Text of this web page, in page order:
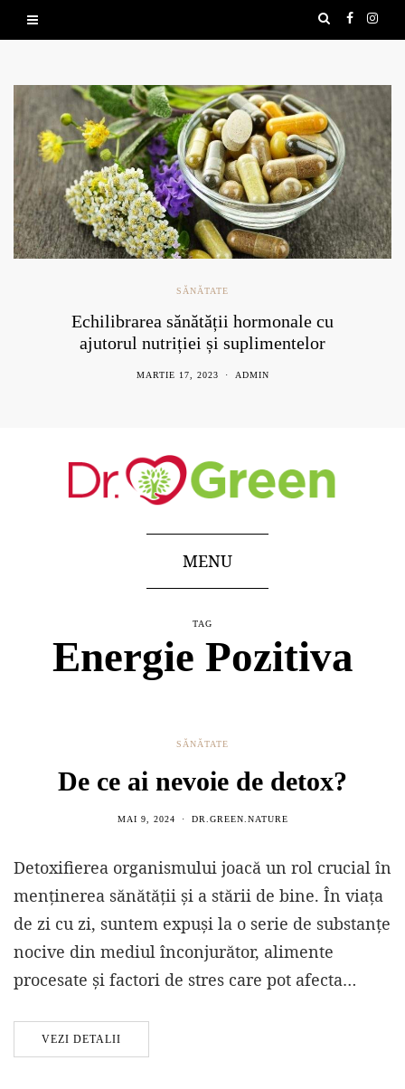
SĂNĂTATE
Echilibrarea sănătății hormonale cu
ajutorul nutriției și suplimentelor
MARTIE 17, 2023 ADMIN
MENU
TAG
Energie Pozitiva
SĂNĂTATE
De ce ai nevoie de detox?
MAI 9, 2024 DR.GREEN.NATURE
Detoxifierea organismului joacă un rol crucial în
menținerea sănătății și a stării de bine. În viața
de zi cu zi, suntem expuși la o serie de substanțe
nocive din mediul înconjurător, alimente
procesate și factori de stres care pot afecta…
VEZI DETALII